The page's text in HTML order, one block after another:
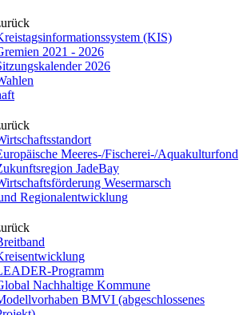
(KIS)
2021 - 2026
2026
Meeres-/Fischerei-/Aquakulturfond
JadeBay
Wesermarsch
Regionalentwicklung
Programm
Nachhaltige Kommune
BMVI (abgeschlossenes